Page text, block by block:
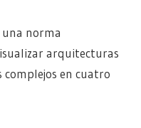
una norma
arquitecturas
complejos en cuatro